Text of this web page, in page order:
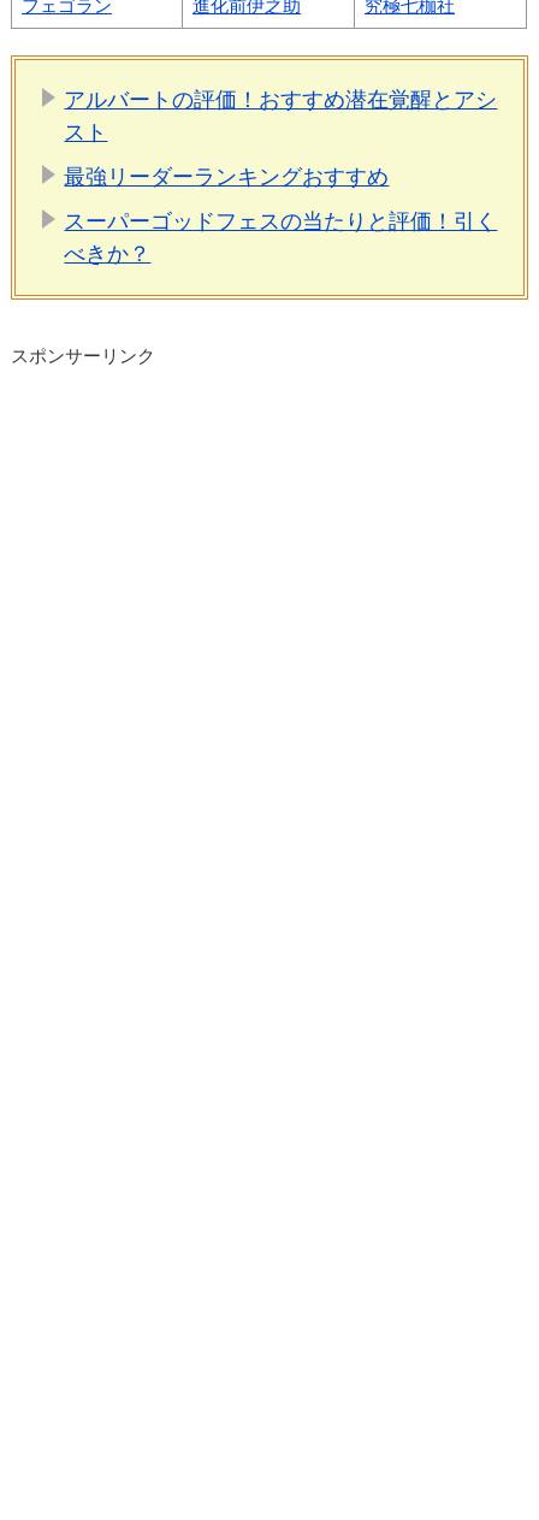
フェゴラン 進化前伊之助 究極七枷社
アルバートの評価！おすすめ潜在覚醒とアシ
スト
最強リーダーランキングおすすめ
スーパーゴッドフェスの当たりと評価！引く
べきか？
スポンサーリンク